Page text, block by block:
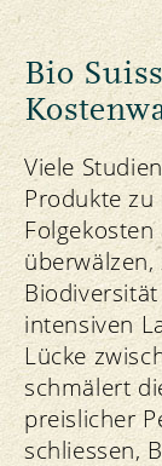
Bio
Viele
Produkte
intensiven
Lücke
schmälert
preislicher
schliessen,